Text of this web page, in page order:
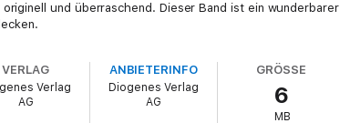
und überraschend. Dieser Band ist ein wunderbarer
VERLAG
Verlag
AG
ANBIETERINFO
Diogenes Verlag
AG
GRÖSSE
6
MB